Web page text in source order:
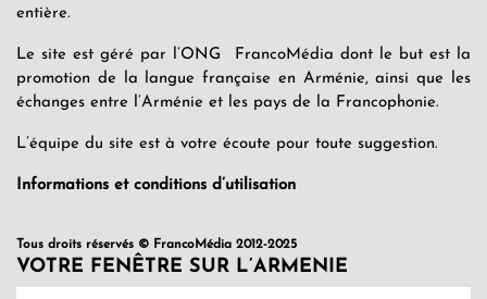
entière.
Le site est géré par l’ONG FrancoMédia dont le but est la
promotion de la langue française en Arménie, ainsi que les
échanges entre l’Arménie et les pays de la Francophonie.
L’équipe du site est à votre écoute pour toute suggestion.
Informations et conditions d’utilisation
Tous droits réservés © FrancoMédia 2012-2025
VOTRE FENÊTRE SUR L’ARMENIE